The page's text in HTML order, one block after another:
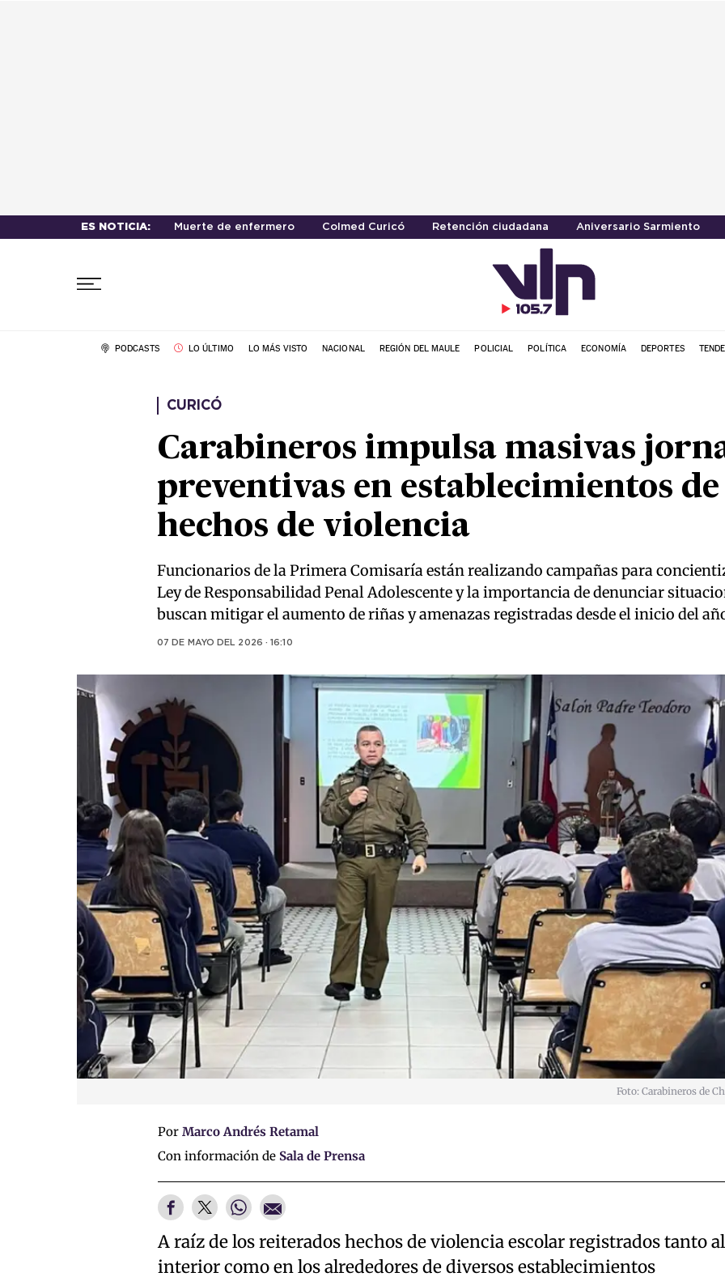
ES NOTICIA: Muerte de enfermero Colmed Curicó Retención ciudadana Aniversario Sarmiento
PODCASTS LO ÚLTIMO LO MÁS VISTO NACIONAL REGIÓN DEL MAULE POLICIAL POLÍTICA ECONOMÍA DEPORTES
CURICÓ
Carabineros impulsa masivas
preventivas en establecimientos
hechos de violencia
Funcionarios de la Primera Comisaría están realizando campañas para
Ley de Responsabilidad Penal Adolescente y la importancia de denunciar
buscan mitigar el aumento de riñas y amenazas registradas desde el inicio del
07 DE MAYO DEL 2026 · 16:10
Foto: Carabineros de
Por Marco Andrés Retamal
Con información de Sala de Prensa
A raíz de los reiterados hechos de violencia escolar registrados tanto al
interior como en los alrededores de diversos establecimientos